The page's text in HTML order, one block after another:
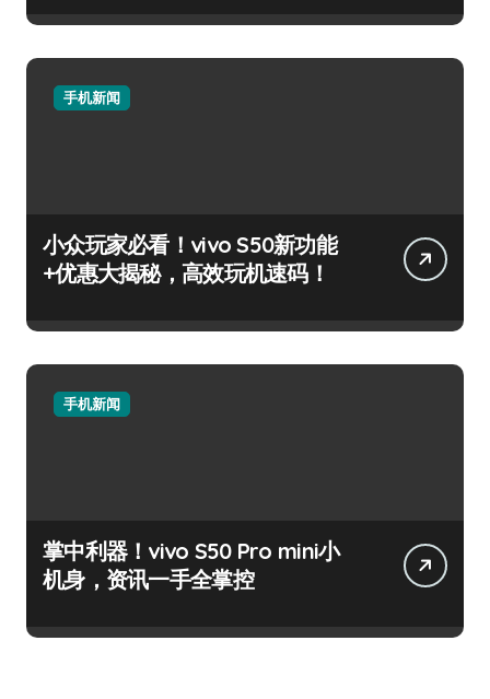
手机新闻
小众玩家必看！vivo S50新功能
+优惠大揭秘，高效玩机速码！
手机新闻
掌中利器！vivo S50 Pro mini小
机身，资讯一手全掌控